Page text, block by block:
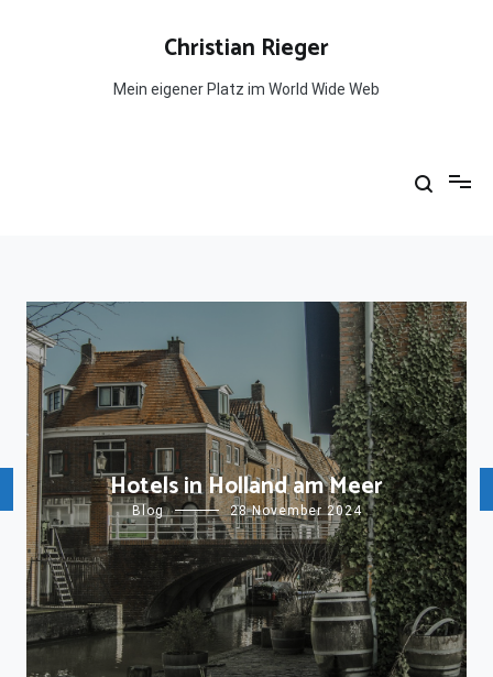
Christian Rieger
Mein eigener Platz im World Wide Web
Hotels in Holland am Meer
Blog 28 November 2024